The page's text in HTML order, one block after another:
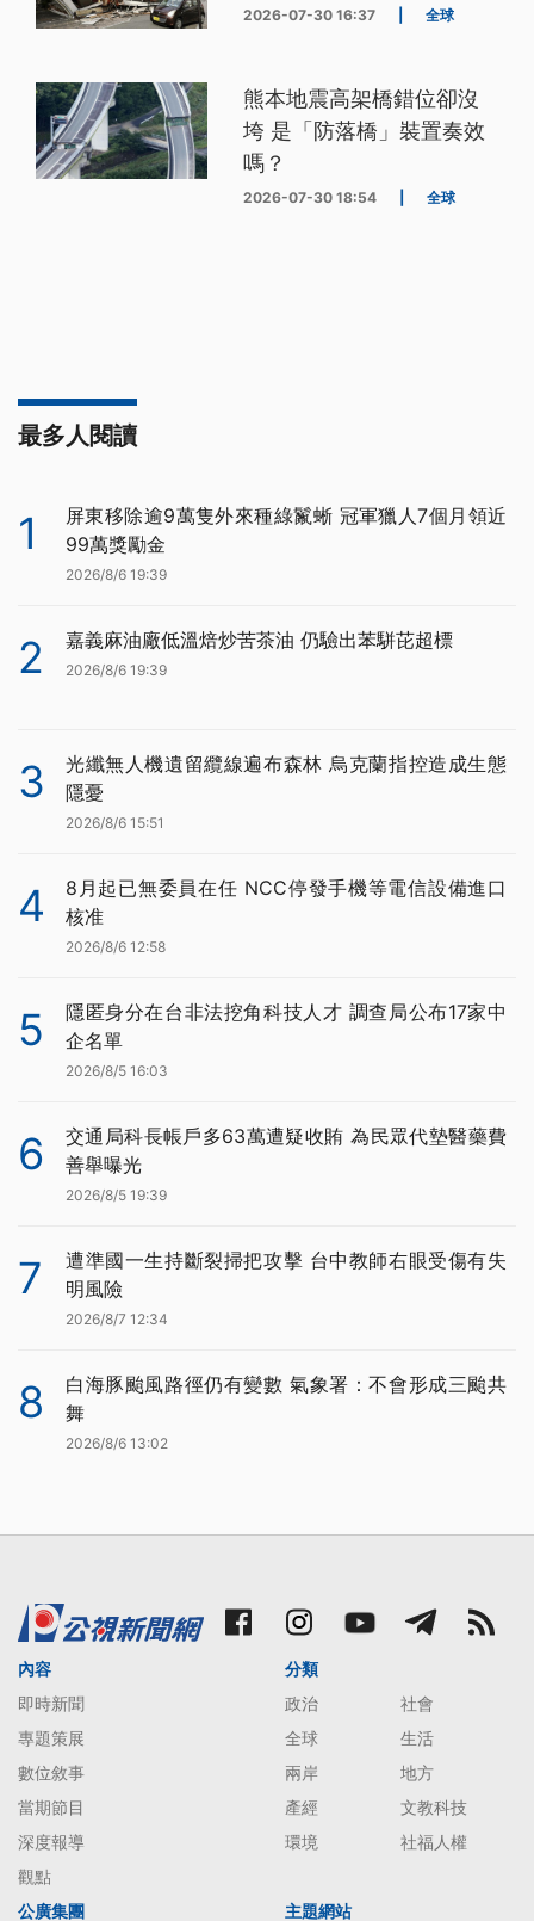
2026-07-30 16:37 全球
熊本地震高架橋錯位卻沒
垮 是「防落橋」裝置奏效
嗎？
2026-07-30 18:54 全球
最多人閱讀
1
屏東移除逾9萬隻外來種綠鬣蜥 冠軍獵人7個月領近
99萬獎勵金
2026/8/6 19:39
2 嘉義麻油廠低溫焙炒苦茶油 仍驗出苯駢芘超標
2026/8/6 19:39
3
光纖無人機遺留纜線遍布森林 烏克蘭指控造成生態
隱憂
2026/8/6 15:51
4
8月起已無委員在任 NCC停發手機等電信設備進口
核准
2026/8/6 12:58
5
隱匿身分在台非法挖角科技人才 調查局公布17家中
企名單
2026/8/5 16:03
6
交通局科長帳戶多63萬遭疑收賄 為民眾代墊醫藥費
善舉曝光
2026/8/5 19:39
7
遭準國一生持斷裂掃把攻擊 台中教師右眼受傷有失
明風險
2026/8/7 12:34
8
白海豚颱風路徑仍有變數 氣象署：不會形成三颱共
舞
2026/8/6 13:02
內容
即時新聞
專題策展
數位敘事
當期節目
深度報導
觀點
分類
政治
社會
全球
生活
兩岸
地方
產經
文教科技
環境
社福人權
公廣集團 主題網站